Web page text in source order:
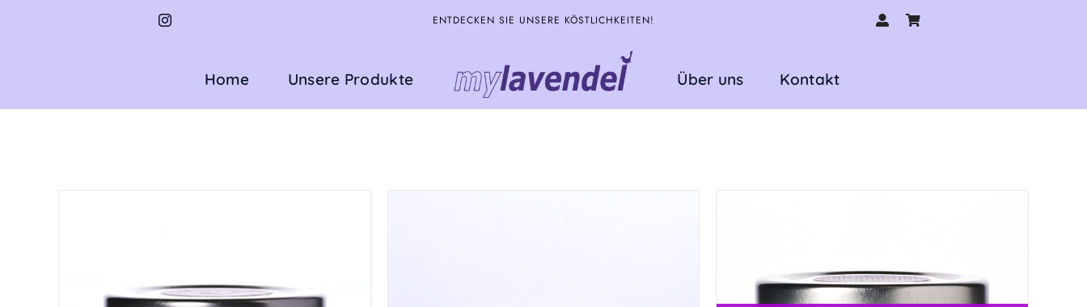
ENTDECKEN SIE UNSERE KÖSTLICHKEITEN!
Home Unsere Produkte Über uns Kontakt